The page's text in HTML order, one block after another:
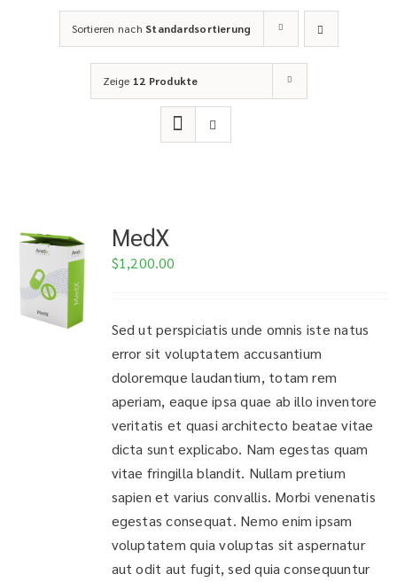
Sortieren nach Standardsortierung
Zeige 12 Produkte
MedX
$1,200.00
Sed ut perspiciatis unde omnis iste natus
error sit voluptatem accusantium
doloremque laudantium, totam rem
aperiam, eaque ipsa quae ab illo inventore
veritatis et quasi architecto beatae vitae
dicta sunt explicabo. Nam egestas quam
vitae fringilla blandit. Nullam pretium
sapien et varius convallis. Morbi venenatis
egestas consequat. Nemo enim ipsam
voluptatem quia voluptas sit aspernatur
aut odit aut fugit, sed quia consequuntur